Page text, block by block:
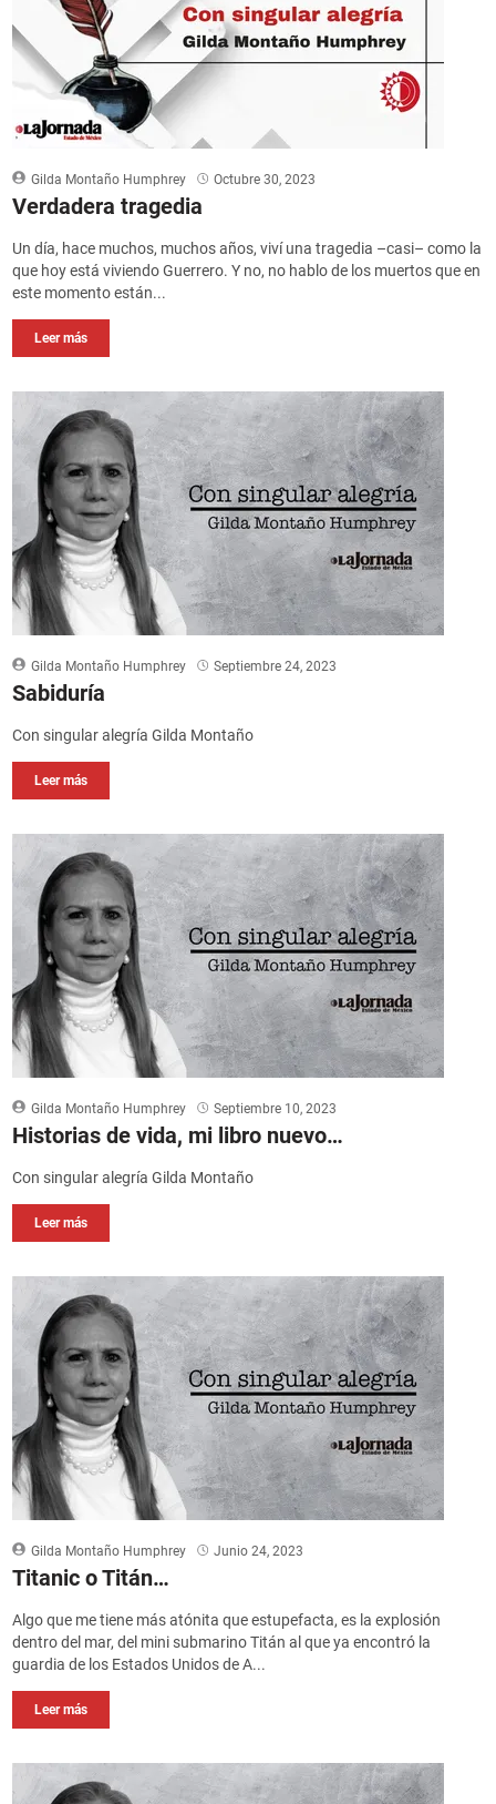
Gilda Montaño Humphrey Octubre 30, 2023
Verdadera tragedia
Un día, hace muchos, muchos años, viví una tragedia –casi– como la
que hoy está viviendo Guerrero. Y no, no hablo de los muertos que en
este momento están...
Leer más
Gilda Montaño Humphrey Septiembre 24, 2023
Sabiduría
Con singular alegría Gilda Montaño
Leer más
Gilda Montaño Humphrey Septiembre 10, 2023
Historias de vida, mi libro nuevo…
Con singular alegría Gilda Montaño
Leer más
Gilda Montaño Humphrey Junio 24, 2023
Titanic o Titán…
Algo que me tiene más atónita que estupefacta, es la explosión
dentro del mar, del mini submarino Titán al que ya encontró la
guardia de los Estados Unidos de A...
Leer más